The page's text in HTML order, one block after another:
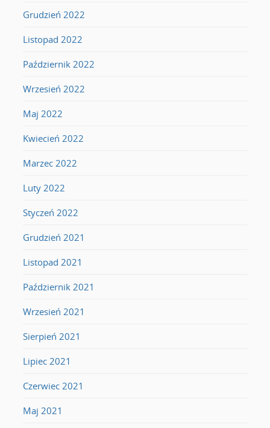
Grudzień 2022
Listopad 2022
Październik 2022
Wrzesień 2022
Maj 2022
Kwiecień 2022
Marzec 2022
Luty 2022
Styczeń 2022
Grudzień 2021
Listopad 2021
Październik 2021
Wrzesień 2021
Sierpień 2021
Lipiec 2021
Czerwiec 2021
Maj 2021